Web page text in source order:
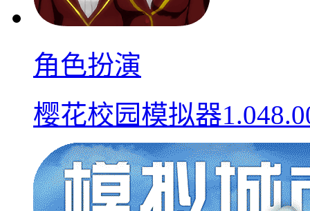
角色扮演
樱花校园模拟器